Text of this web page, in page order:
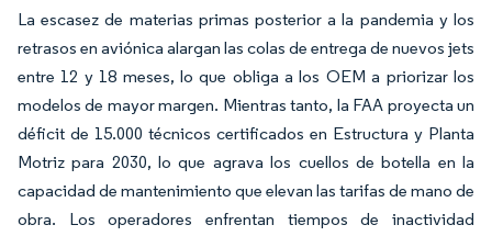
La escasez de materias primas posterior a la pandemia y los
retrasos en aviónica alargan las colas de entrega de nuevos jets
entre 12 y 18 meses, lo que obliga a los OEM a priorizar los
modelos de mayor margen. Mientras tanto, la FAA proyecta un
déficit de 15.000 técnicos certificados en Estructura y Planta
Motriz para 2030, lo que agrava los cuellos de botella en la
capacidad de mantenimiento que elevan las tarifas de mano de
obra. Los operadores enfrentan tiempos de inactividad